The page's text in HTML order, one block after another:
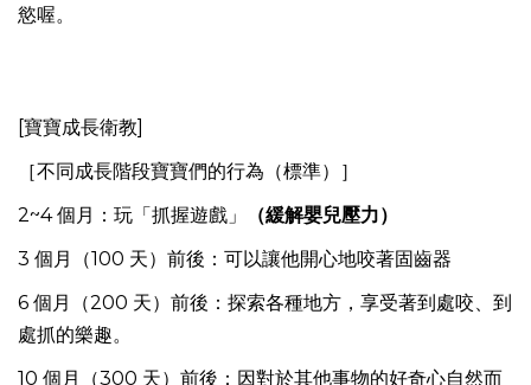
慾喔。
[寶寶成長衛教]
［不同成長階段寶寶們的行為（標準）］
2~4 個月：玩「抓握遊戲」
（緩解嬰兒壓力）
3 個月（100 天）前後：可以讓他開心地咬著固齒器
6 個月（200 天）前後：探索各種地方，享受著到處咬、到
處抓的樂趣。
10 個月（300 天）前後：因對於其他事物的好奇心自然而